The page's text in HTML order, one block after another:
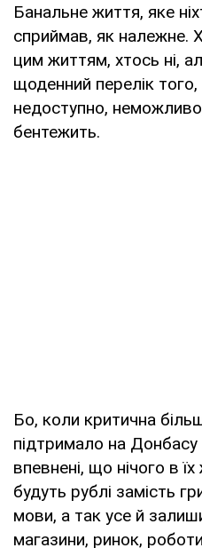
Банальне життя, яке
сприймав, як належне.
цим життям, хтось ні,
щоденний перелік
недоступно,
бентежить.
Бо, коли критична
підтримало на Донбасу
впевнені, що нічого в їх
будуть рублі замість
мови, а так усе й
магазини, ринок,